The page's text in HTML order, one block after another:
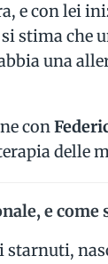
e con lei
stima che
una
con
delle
e